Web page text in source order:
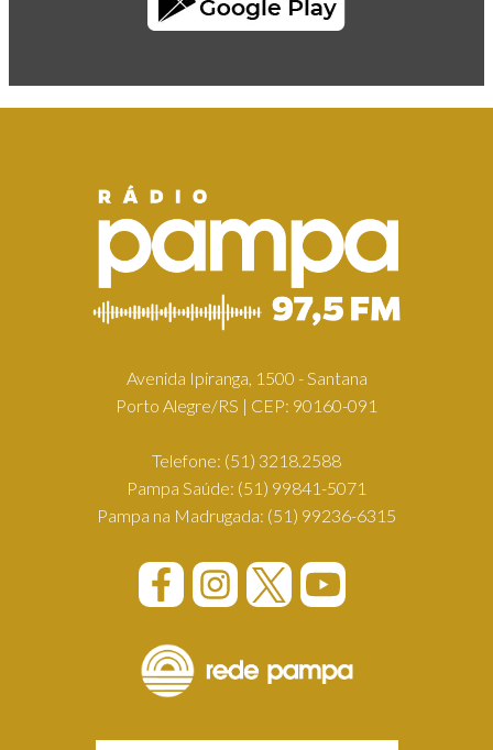
Avenida Ipiranga, 1500 - Santana
Porto Alegre/RS | CEP: 90160-091
Telefone: (51) 3218.2588
Pampa Saúde: (51) 99841-5071
Pampa na Madrugada: (51) 99236-6315